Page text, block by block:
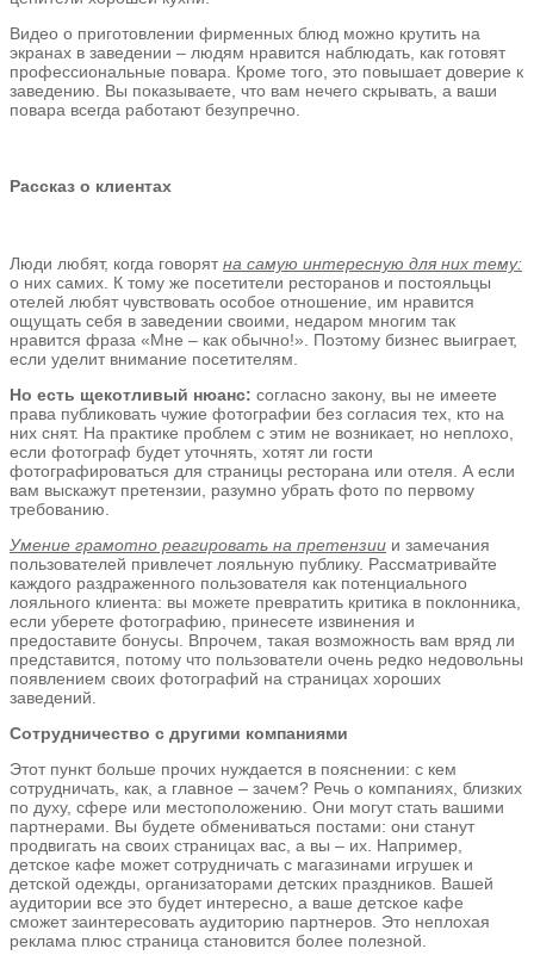
Видео о приготовлении фирменных блюд можно крутить на
экранах в заведении – людям нравится наблюдать, как готовят
профессиональные повара. Кроме того, это повышает доверие к
заведению. Вы показываете, что вам нечего скрывать, а ваши
повара всегда работают безупречно.
Рассказ о клиентах
Люди любят, когда говорятна самую интересную для них тему:
о них самих. К тому же посетители ресторанов и постояльцы
отелей любят чувствовать особое отношение, им нравится
ощущать себя в заведении своими, недаром многим так
нравится фраза «Мне – как обычно!». Поэтому бизнес выиграет,
если уделит внимание посетителям.
Но есть щекотливый нюанс: согласно закону, вы не имеете
права публиковать чужие фотографии без согласия тех, кто на
них снят. На практике проблем с этим не возникает, но неплохо,
если фотограф будет уточнять, хотят ли гости
фотографироваться для страницы ресторана или отеля. А если
вам выскажут претензии, разумно убрать фото по первому
требованию.
Умение грамотно реагировать на претензии и замечания
пользователей привлечет лояльную публику. Рассматривайте
каждого раздраженного пользователя как потенциального
лояльного клиента: вы можете превратить критика в поклонника,
если уберете фотографию, принесете извинения и
предоставите бонусы. Впрочем, такая возможность вам вряд ли
представится, потому что пользователи очень редко недовольны
появлением своих фотографий на страницах хороших
заведений.
Сотрудничество с другими компаниями
Этот пункт больше прочих нуждается в пояснении: с кем
сотрудничать, как, а главное – зачем? Речь о компаниях, близких
по духу, сфере или местоположению. Они могут стать вашими
партнерами. Вы будете обмениваться постами: они станут
продвигать на своих страницах вас, а вы – их. Например,
детское кафе может сотрудничать с магазинами игрушек и
детской одежды, организаторами детских праздников. Вашей
аудитории все это будет интересно, а ваше детское кафе
сможет заинтересовать аудиторию партнеров. Это неплохая
реклама плюс страница становится более полезной.